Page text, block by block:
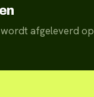
afgeleverd